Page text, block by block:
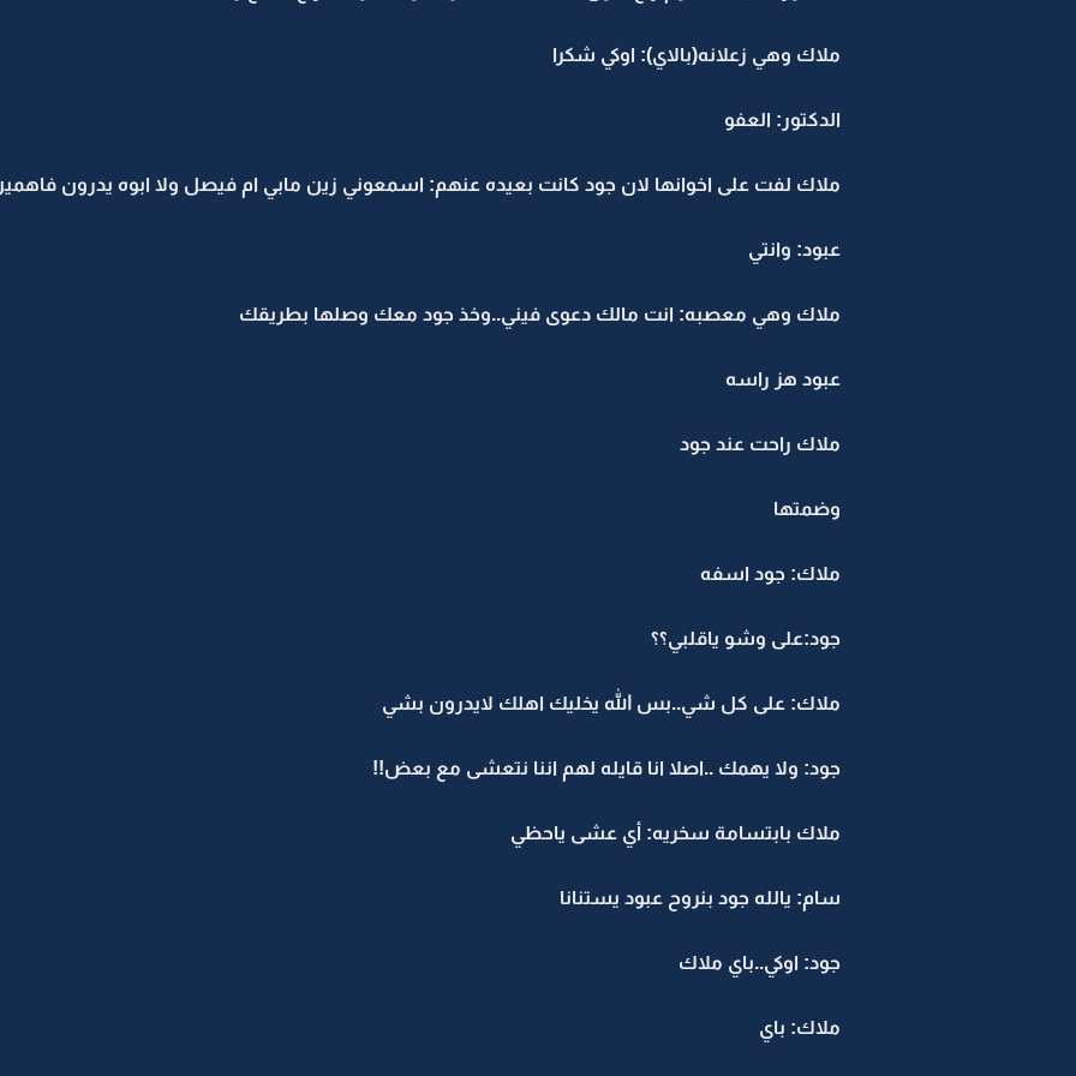
ملاك وهي زعلانه(بالاي): اوكي شكرا
الدكتور: العفو
ملاك لفت على اخوانها لان جود كانت بعيده عنهم: اسمعوني زين مابي ام فيصل ولا ابوه يدرون
عبود: وانتي
ملاك وهي معصبه: انت مالك دعوى فيني..وخذ جود معك وصلها بطريقك
عبود هز راسه
ملاك راحت عند جود
وضمتها
ملاك: جود اسفه
جود:على وشو ياقلبي؟؟
ملاك: على كل شي..بس الله يخليك اهلك لايدرون بشي
جود: ولا يهمك ..اصلا انا قايله لهم اننا نتعشى مع بعض!!
ملاك بابتسامة سخريه: أي عشى ياحظي
سام: يالله جود بنروح عبود يستنانا
جود: اوكي..باي ملاك
ملاك: باي